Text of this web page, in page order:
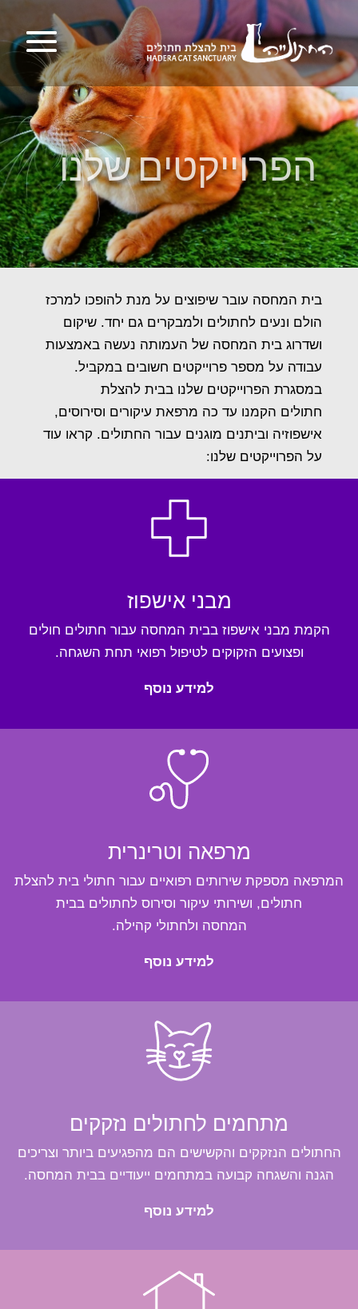
הפרוייקטים שלנו
בית המחסה עובר שיפוצים על מנת להופכו למרכז
הולם ונעים לחתולים ולמבקרים גם יחד. שיקום
ושדרוג בית המחסה של העמותה נעשה באמצעות
עבודה על מספר פרוייקטים חשובים במקביל.
במסגרת הפרוייקטים שלנו בבית להצלת
חתולים הקמנו עד כה מרפאת עיקורים וסירוסים,
אישפוזיה וביתנים מוגנים עבור החתולים. קראו עוד
על הפרוייקטים שלנו:
מתחמים לחתולים נזקקים
החתולים הנזקקים והקשישים הם מהפגיעים ביותר וצריכים
הגנה והשגחה קבועה במתחמים ייעודיים בבית המחסה.
למידע נוסף
מרפאה וטרינרית
המרפאה מספקת שירותים רפואיים עבור חתולי בית להצלת
חתולים, ושירותי עיקור וסירוס לחתולים בבית
המחסה ולחתולי קהילה.
למידע נוסף
מבני אישפוז
הקמת מבני אישפוז בבית המחסה עבור חתולים חולים
ופצועים הזקוקים לטיפול רפואי תחת השגחה.
למידע נוסף